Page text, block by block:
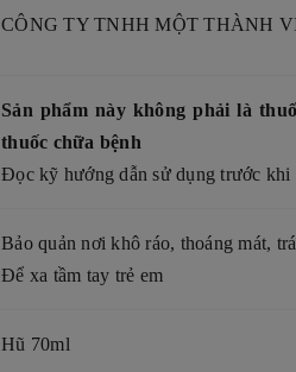
CÔNG TY TNHH MỘT THÀNH
Sản phẩm này không phải là
thuốc chữa bệnh
Đọc kỹ hướng dẫn sử dụng trước khi
Bảo quản nơi khô ráo, thoáng mát,
Để xa tầm tay trẻ em
Hũ 70ml